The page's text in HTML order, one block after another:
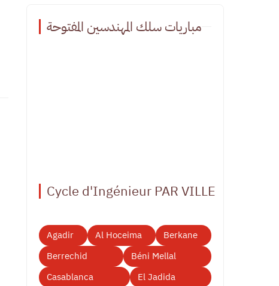
مباريات سلك المهندسين المفتوحة
Cycle d'Ingénieur PAR VILLE
Agadir Al Hoceima
Berkane
Berrechid
Béni Mellal
Casablanca
El Jadida